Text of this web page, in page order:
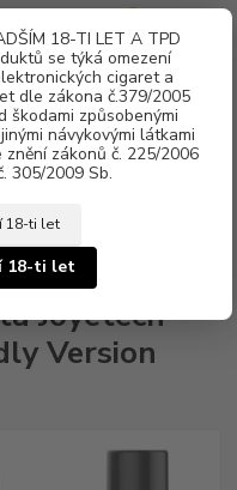
18-TI LET A TPD
se týká omezení
cigaret a
dle zákona č.379/2005
škodami způsobenými
návykovými látkami
zákonů č. 225/2006
305/2009 Sb.
18-ti let
18-ti let
Menu
za0 Kč
Joyetech
Version